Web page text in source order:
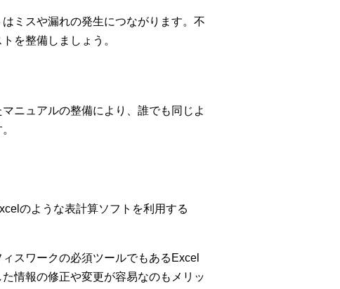
ミスや漏れの発生につながります。不
を整備しましょう。
ニュアルの整備により、誰でも同じよ
のような表計算ソフトを利用する
スワークの必須ツールでもあるExcel
情報の修正や変更が容易なのもメリッ